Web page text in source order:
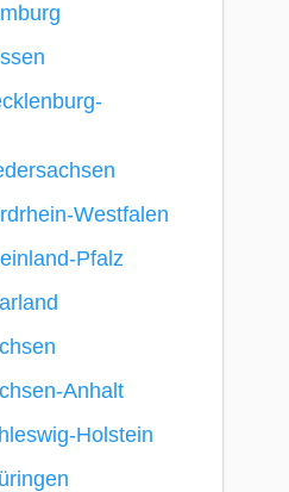
Westfalen
Pfalz
Anhalt
Holstein